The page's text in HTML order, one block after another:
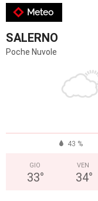
Meteo
SALERNO
Poche Nuvole
43 %
GIO
33°
VEN
34°